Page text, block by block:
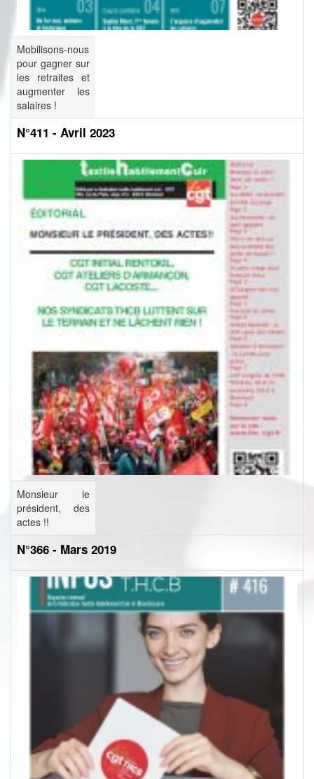
Mobilisons-nous
pour gagner sur
les retraites et
augmenter les
salaires !
N°411 - Avril 2023
Monsieur le
président, des
actes !!
N°366 - Mars 2019